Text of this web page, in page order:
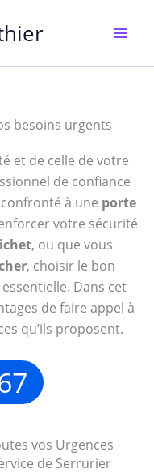
besoins urgents
et de celle de votre
de confiance
à une porte
votre sécurité
, ou que vous
, choisir le bon
Dans cet
de faire appel à
qu’ils proposent.
vos Urgences
de Serrurier